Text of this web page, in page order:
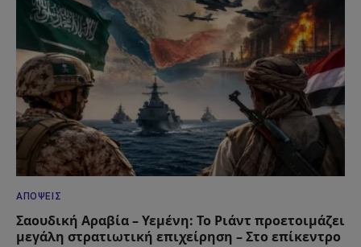
ΑΠΌΨΕΙΣ
Σαουδική Αραβία – Υεμένη: Το Ριάντ προετοιμάζει
μεγάλη στρατιωτική επιχείρηση – Στο επίκεντρο